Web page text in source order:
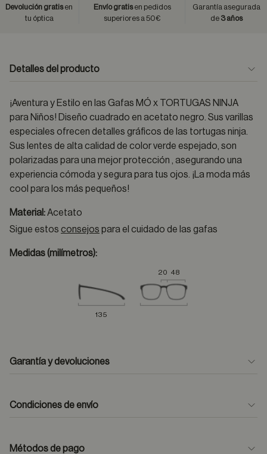
Devolución gratisen
tu óptica
Envío gratisen pedidos
superiores a 50€
Garantía asegurada
de 3 años
Detalles del producto
¡Aventura y Estilo en las Gafas MÓ x TORTUGAS NINJA
para Niños! Diseño cuadrado en acetato negro. Sus varillas
especiales ofrecen detalles gráficos de las tortugas ninja.
Sus lentes de alta calidad de color verde espejado, son
polarizadas para una mejor protección , asegurando una
experiencia cómoda y segura para tus ojos. ¡La moda más
cool para los más pequeños!
Material:Acetato
Sigue estos consejos para el cuidado de las gafas
Medidas (milímetros):
20 48
135
Garantía y devoluciones
Condiciones de envío
Métodos de pago